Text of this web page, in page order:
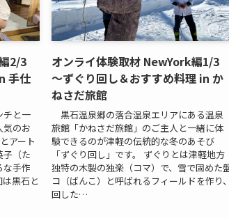
2/3
手仕
チと一
気のお
アート
子（た
な手作
黒石と
オンライ体験取材 NewYork編1/
～ずぐり回し＆おすすめ料理 in か
ねさだ旅館
黒石温泉郷の落合温泉エリアにある温泉
旅館「かねさだ旅館」のご主人と一緒に体
験できるのが津軽の伝統的な冬のあそび
「ずぐり回し」です。 ずぐりとは津軽地方
独特の木製の独楽（コマ）で、雪で固めた
コ（ばんこ）と呼ばれるフィールドを作り
回した…